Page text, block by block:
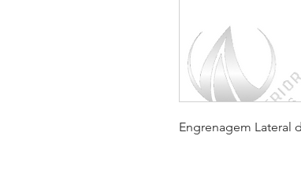
Engrenagem Lateral